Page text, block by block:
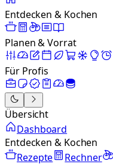
Entdecken & Kochen
Planen & Vorrat
Für Profis
Übersicht
Dashboard
Entdecken & Kochen
Rezepte
Rechner